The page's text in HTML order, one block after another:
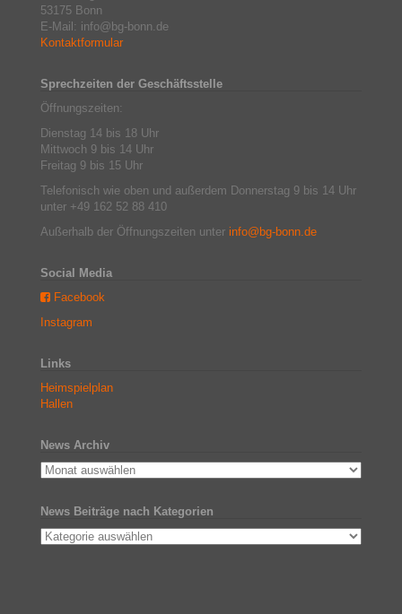
53175 Bonn
E-Mail: info@bg-bonn.de
Kontaktformular
Sprechzeiten der Geschäftsstelle
Öffnungszeiten:
Dienstag 14 bis 18 Uhr
Mittwoch 9 bis 14 Uhr
Freitag 9 bis 15 Uhr
Telefonisch wie oben und außerdem Donnerstag 9 bis 14 Uhr
unter +49 162 52 88 410
Außerhalb der Öffnungszeiten unter info@bg-bonn.de
Social Media
Facebook
Instagram
Links
Heimspielplan
Hallen
News Archiv
News Beiträge nach Kategorien